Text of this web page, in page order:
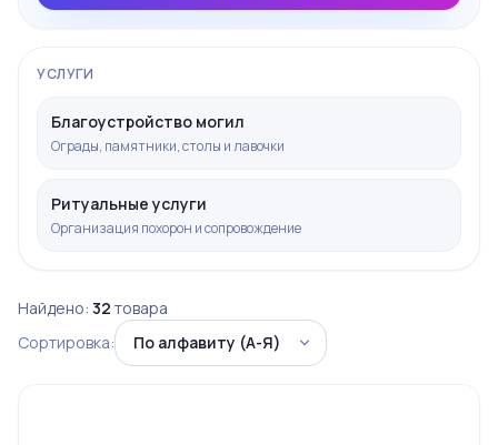
УСЛУГИ
Благоустройство могил
Ограды, памятники, столы и лавочки
Ритуальные услуги
Организация похорон и сопровождение
Найдено: 32 товара
Сортировка: